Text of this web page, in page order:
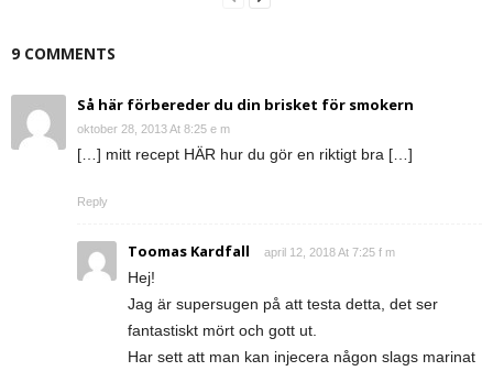
9 COMMENTS
Så här förbereder du din brisket för smokern
oktober 28, 2013 At 8:25 e m
[…] mitt recept HÄR hur du gör en riktigt bra […]
Reply
Toomas Kardfall april 12, 2018 At 7:25 f m
Hej!
Jag är supersugen på att testa detta, det ser
fantastiskt mört och gott ut.
Har sett att man kan injecera någon slags marinat